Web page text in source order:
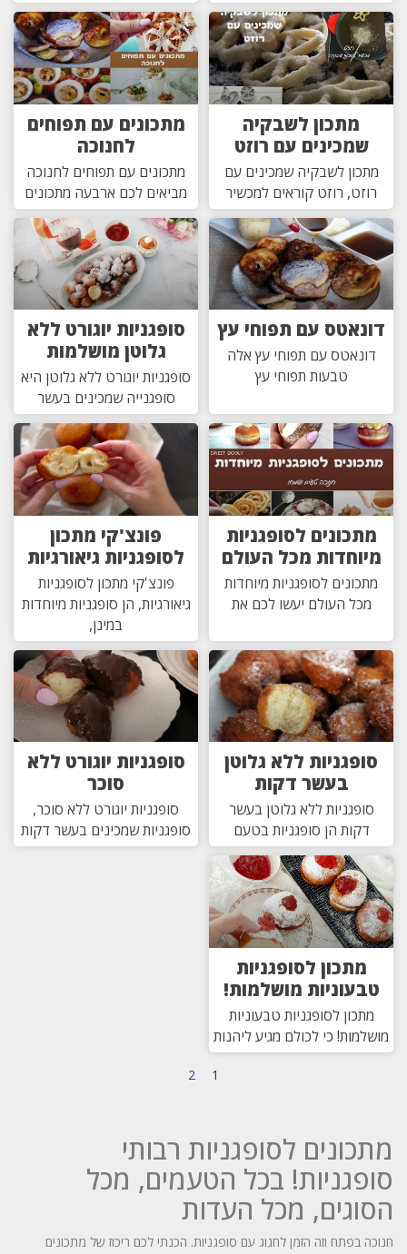
מתכון לשבקיה
שמכינים עם רוזט
מתכון לשבקיה שמכינים עם
רוזט, רוזט קוראים למכשיר
מתכונים עם תפוחים
לחנוכה
מתכונים עם תפוחים לחנוכה
מביאים לכם ארבעה מתכונים
דונאטס עם תפוחי עץ
דונאטס עם תפוחי עץ אלה
טבעות תפוחי עץ
סופגניות יוגורט ללא
גלוטן מושלמות
סופגניות יוגורט ללא גלוטן היא
סופגנייה שמכינים בעשר
מתכונים לסופגניות
מיוחדות מכל העולם
מתכונים לסופגניות מיוחדות
מכל העולם יעשו לכם את
פונצ'קי מתכון
לסופגניות גיאורגיות
פונצ'קי מתכון לסופגניות
גיאורגיות, הן סופגניות מיוחדות
במינן,
סופגניות ללא גלוטן
בעשר דקות
סופגניות ללא גלוטן בעשר
דקות הן סופגניות בטעם
סופגניות יוגורט ללא
סוכר
סופגניות יוגורט ללא סוכר,
סופגניות שמכינים בעשר דקות
מתכון לסופגניות
טבעוניות מושלמות!
מתכון לסופגניות טבעוניות
מושלמות! כי לכולם מגיע ליהנות
1
2
מתכונים לסופגניות רבותי
סופגניות! בכל הטעמים, מכל
הסוגים, מכל העדות
חנוכה בפתח וזה הזמן לחגוג עם סופגניות. הכנתי לכם ריכוז של מתכונים